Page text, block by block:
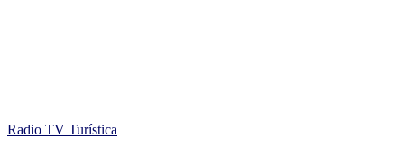
Radio TV Turística